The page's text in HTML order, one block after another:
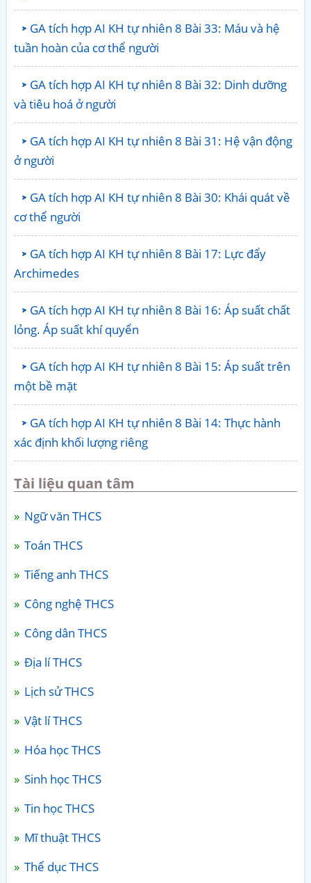
GA tích hợp AI KH tự nhiên 8 Bài 33: Máu và hệ
tuần hoàn của cơ thể người
GA tích hợp AI KH tự nhiên 8 Bài 32: Dinh dưỡng
và tiêu hoá ở người
GA tích hợp AI KH tự nhiên 8 Bài 31: Hệ vận động
ở người
GA tích hợp AI KH tự nhiên 8 Bài 30: Khái quát về
cơ thể người
GA tích hợp AI KH tự nhiên 8 Bài 17: Lực đẩy
Archimedes
GA tích hợp AI KH tự nhiên 8 Bài 16: Áp suất chất
lỏng. Áp suất khí quyển
GA tích hợp AI KH tự nhiên 8 Bài 15: Áp suất trên
một bề mặt
GA tích hợp AI KH tự nhiên 8 Bài 14: Thực hành
xác định khối lượng riêng
Tài liệu quan tâm
Ngữ văn THCS
Toán THCS
Tiếng anh THCS
Công nghệ THCS
Công dân THCS
Địa lí THCS
Lịch sử THCS
Vật lí THCS
Hóa học THCS
Sinh học THCS
Tin học THCS
Mĩ thuật THCS
Thể dục THCS